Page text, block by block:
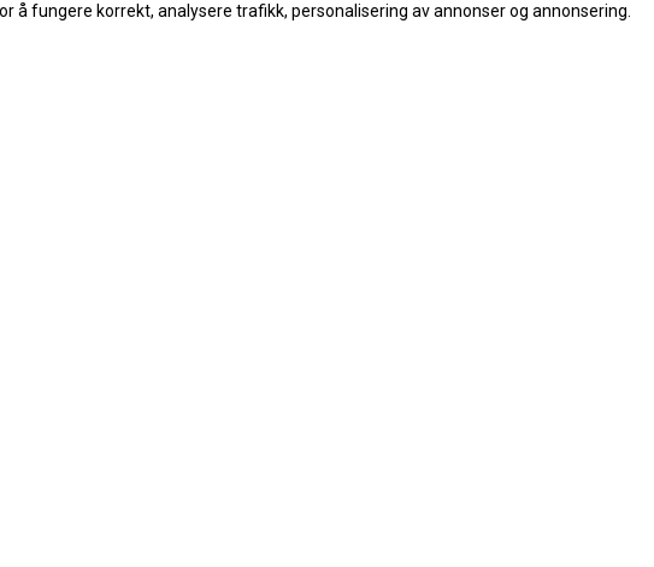
fungere korrekt, analysere trafikk, personalisering av annonser og annonsering.